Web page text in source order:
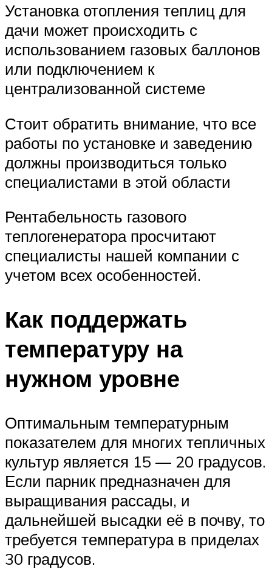
Установка отопления теплиц для
дачи может происходить с
использованием газовых баллонов
или подключением к
централизованной системе
Стоит обратить внимание, что все
работы по установке и заведению
должны производиться только
специалистами в этой области
Рентабельность газового
теплогенератора просчитают
специалисты нашей компании с
учетом всех особенностей.
Как поддержать
температуру на
нужном уровне
Оптимальным температурным
показателем для многих тепличных
культур является 15 — 20 градусов.
Если парник предназначен для
выращивания рассады, и
дальнейшей высадки её в почву, то
требуется температура в приделах
30 градусов.